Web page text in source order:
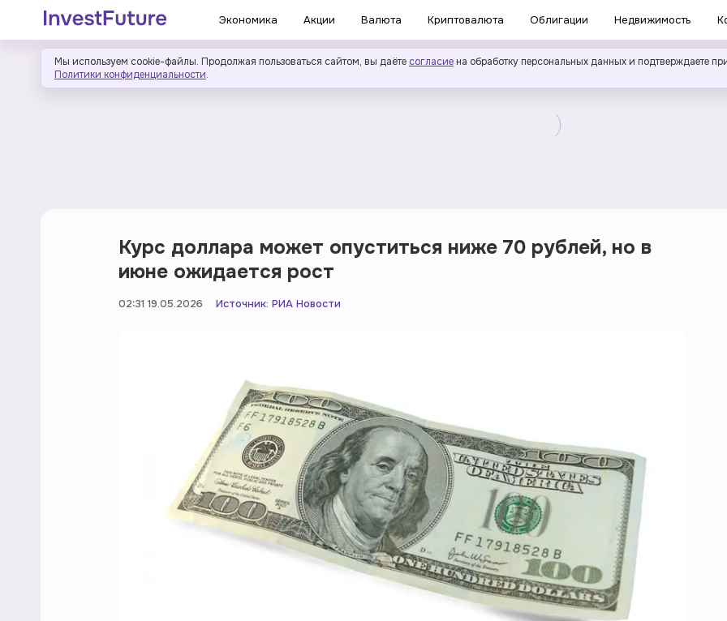
Экономика Акции Валюта Криптовалюта Облигации Недвижимость
Мы используем cookie-файлы. Продолжая пользоваться сайтом, вы даёте согласие на обработку персональных данных и подтверждаете
Политики конфиденциальности.
Курс доллара может опуститься ниже 70 рублей, но в
июне ожидается рост
02:31 19.05.2026 Источник: РИА Новости